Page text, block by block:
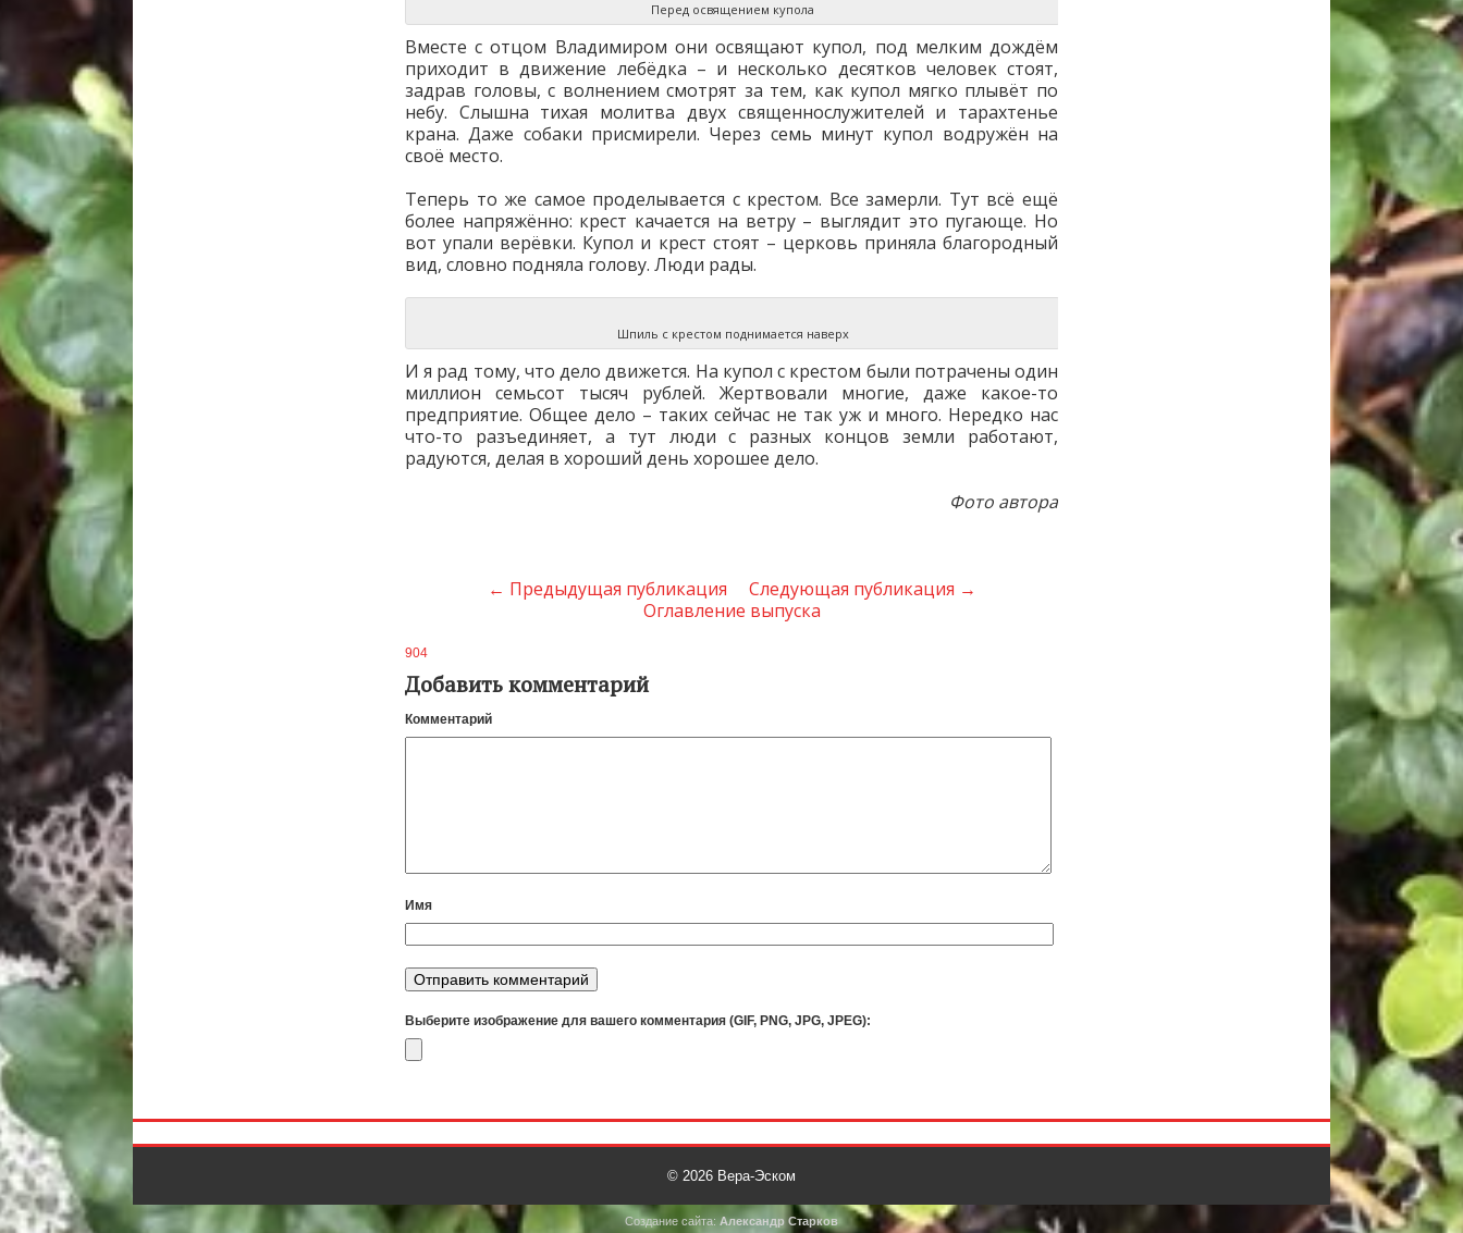
Перед освящением купола
Вместе с отцом Владимиром они освящают купол, под мелким дождём
приходит в движение лебёдка – и несколько десятков человек стоят,
задрав головы, с волнением смотрят за тем, как купол мягко плывёт по
небу. Слышна тихая молитва двух священнослужителей и тарахтенье
крана. Даже собаки присмирели. Через семь минут купол водружён на
своё место.
Теперь то же самое проделывается с крестом. Все замерли. Тут всё ещё
более напряжённо: крест качается на ветру – выглядит это пугающе. Но
вот упали верёвки. Купол и крест стоят – церковь приняла благородный
вид, словно подняла голову. Люди рады.
Шпиль с крестом поднимается наверх
И я рад тому, что дело движется. На купол с крестом были потрачены один
миллион семьсот тысяч рублей. Жертвовали многие, даже какое-то
предприятие. Общее дело – таких сейчас не так уж и много. Нередко нас
что-то разъединяет, а тут люди с разных концов земли работают,
радуются, делая в хороший день хорошее дело.
Фото автора
← Предыдущая публикация
Следующая публикация →
Оглавление выпуска
904
Добавить комментарий
Комментарий
Имя
Выберите изображение для вашего комментария (GIF, PNG, JPG, JPEG):
© 2026 Вера-Эском
Создание сайта: Александр Старков